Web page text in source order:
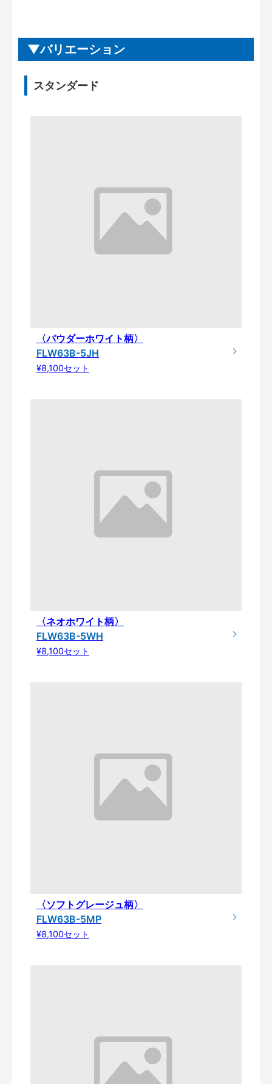
バリエーション
スタンダード
〈パウダーホワイト柄〉
FLW63B-5JH
¥8,100セット
〈ネオホワイト柄〉
FLW63B-5WH
¥8,100セット
〈ソフトグレージュ柄〉
FLW63B-5MP
¥8,100セット